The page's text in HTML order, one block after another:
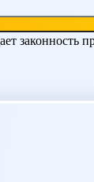
законность